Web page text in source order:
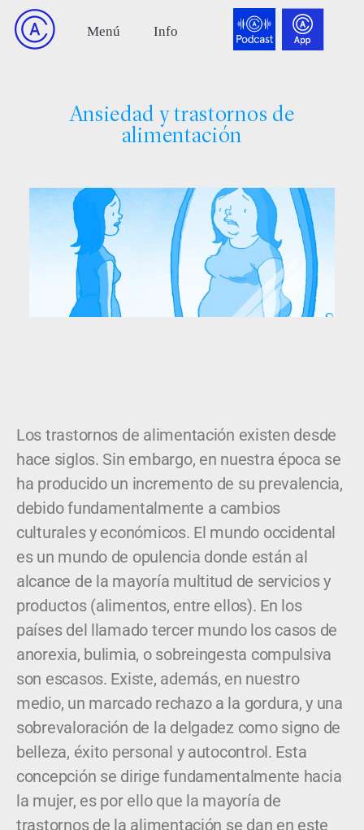
Ansiedad y trastornos de
alimentación
Los trastornos de alimentación existen desde
hace siglos. Sin embargo, en nuestra época se
ha producido un incremento de su prevalencia,
debido fundamentalmente a cambios
culturales y económicos. El mundo occidental
es un mundo de opulencia donde están al
alcance de la mayoría multitud de servicios y
productos (alimentos, entre ellos). En los
países del llamado tercer mundo los casos de
anorexia, bulimia, o sobreingesta compulsiva
son escasos. Existe, además, en nuestro
medio, un marcado rechazo a la gordura, y una
sobrevaloración de la delgadez como signo de
belleza, éxito personal y autocontrol. Esta
concepción se dirige fundamentalmente hacia
la mujer, es por ello que la mayoría de
trastornos de la alimentación se dan en este